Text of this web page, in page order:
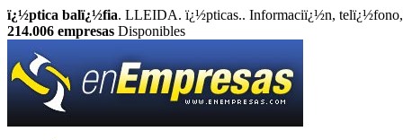
ï¿½ptica balï¿½fia. LLEIDA. ï¿½pticas.. Informaciï¿½n, telï¿½fono,
214.006 empresas Disponibles